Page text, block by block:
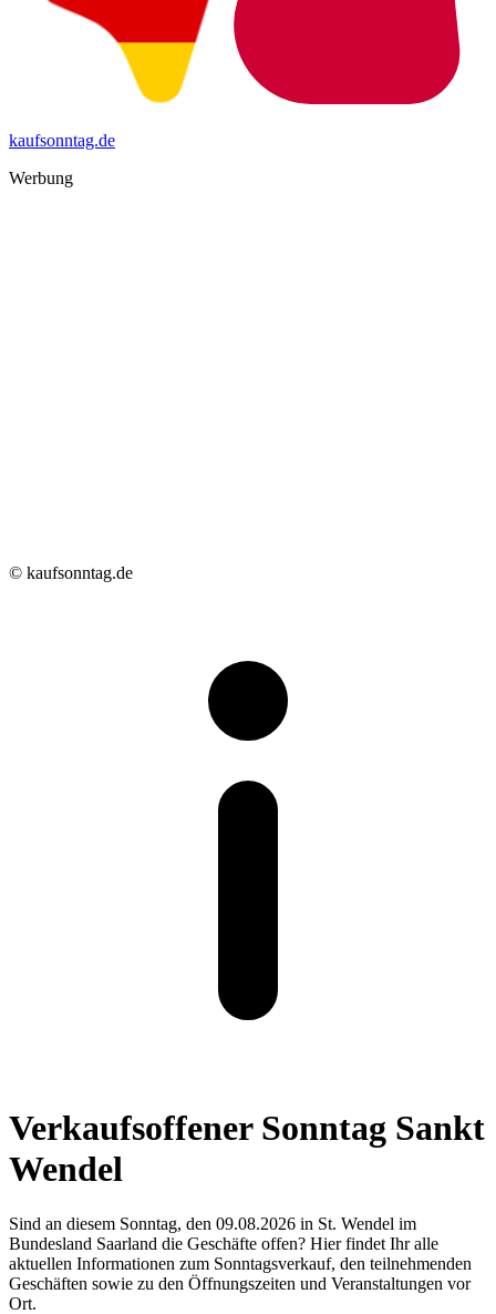
kaufsonntag.de
Werbung
© kaufsonntag.de
Verkaufsoffener Sonntag Sankt
Wendel
Sind an diesem Sonntag, den 09.08.2026 in St. Wendel im
Bundesland Saarland die Geschäfte offen? Hier findet Ihr alle
aktuellen Informationen zum Sonntagsverkauf, den teilnehmenden
Geschäften sowie zu den Öffnungszeiten und Veranstaltungen vor
Ort.